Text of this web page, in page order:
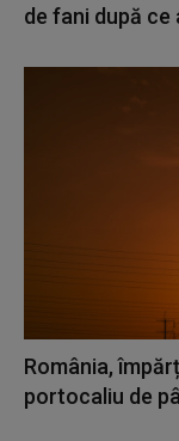
de fani după
România,
portocaliu de